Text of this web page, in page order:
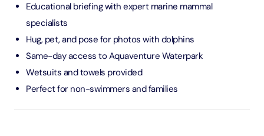
Educational briefing with expert marine mammal
specialists
Hug, pet, and pose for photos with dolphins
Same-day access to Aquaventure Waterpark
Wetsuits and towels provided
Perfect for non-swimmers and families